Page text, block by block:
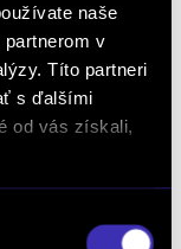
naše
v
Títo partneri
s ďalšími
od vás získali,